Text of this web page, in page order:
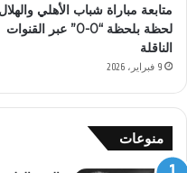
متابعة مباراة شباب الأهلي والهلال
لحظة بلحظة “0-0” عبر القنوات
الناقلة
9 فبراير، 2026
منوعات